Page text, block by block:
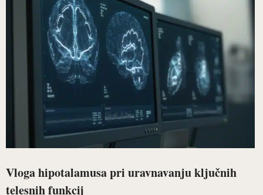
Vloga hipotalamusa pri uravnavanju ključnih
telesnih funkcij